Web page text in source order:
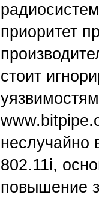
приоритет
стоит
неслучайно
802.11i,
повышение